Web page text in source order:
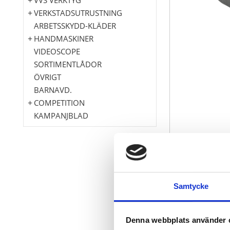
Samtycke
Denna webbplats använder
Torx
Ideal som
VERKSTADSUTRUSTNING
ARBETSSKYDD-KLÄDER
HANDMASKINER
VIDEOSCOPE
SORTIMENTLÅDOR
ÖVRIGT
BARNAVD.
COMPETITION
KAMPANJBLAD